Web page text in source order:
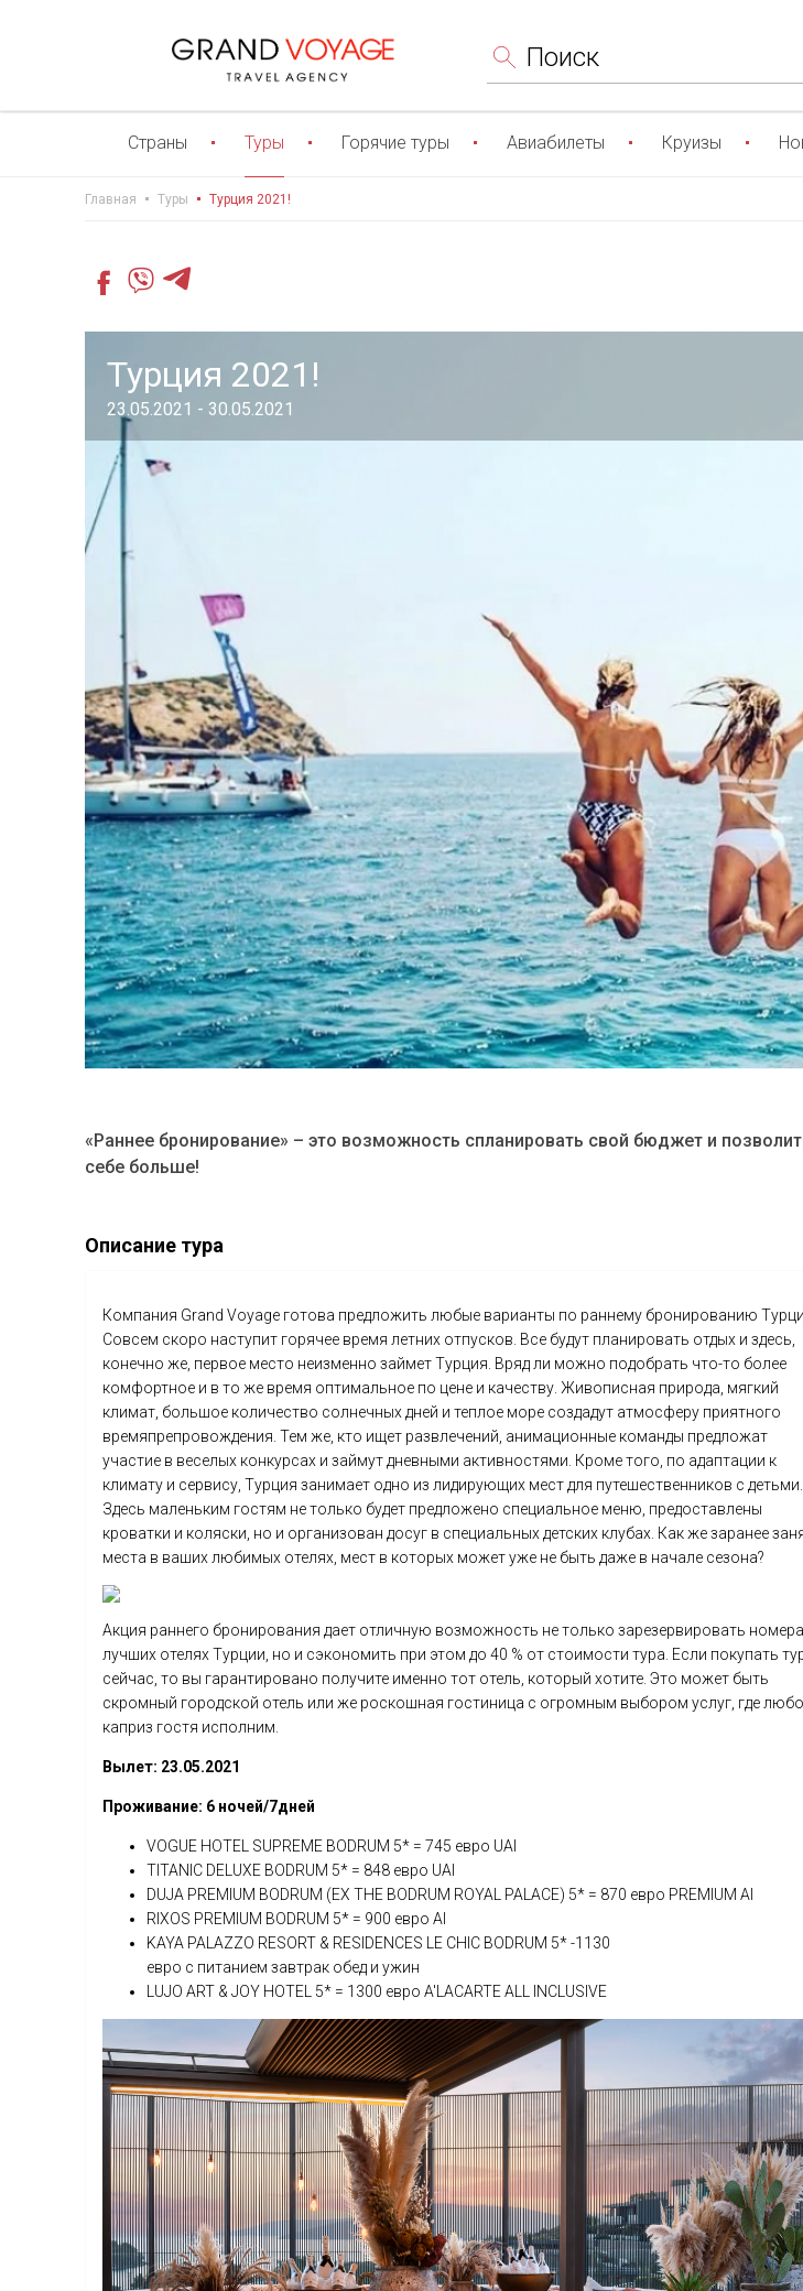
Поиск
Страны Туры Горячие туры Авиабилеты Круизы
Главная Туры Турция 2021!
Турция 2021!
23.05.2021 - 30.05.2021
«Раннее бронирование» – это возможность спланировать свой бюджет и
себе больше!
Описание тура
Компания Grand Voyage готова предложить любые варианты по раннему бронированию
Совсем скоро наступит горячее время летних отпусков. Все будут планировать отдых и здесь,
конечно же, первое место неизменно займет Турция. Вряд ли можно подобрать что-то более
комфортное и в то же время оптимальное по цене и качеству. Живописная природа, мягкий
климат, большое количество солнечных дней и теплое море создадут атмосферу приятного
времяпрепровождения. Тем же, кто ищет развлечений, анимационные команды предложат
участие в веселых конкурсах и займут дневными активностями. Кроме того, по адаптации к
климату и сервису, Турция занимает одно из лидирующих мест для путешественников с детьми.
Здесь маленьким гостям не только будет предложено специальное меню, предоставлены
кроватки и коляски, но и организован досуг в специальных детских клубах. Как же заранее
места в ваших любимых отелях, мест в которых может уже не быть даже в начале сезона?
Акция раннего бронирования дает отличную возможность не только зарезервировать
лучших отелях Турции, но и сэкономить при этом до 40 % от стоимости тура. Если покупать
сейчас, то вы гарантировано получите именно тот отель, который хотите. Это может быть
скромный городской отель или же роскошная гостиница с огромным выбором услуг, где
каприз гостя исполним.
Вылет: 23.05.2021
Проживание: 6 ночей/7дней
VOGUE HOTEL SUPREME BODRUM 5* = 745 евро UAI
TITANIC DELUXE BODRUM 5* = 848 евро UAI
DUJA PREMIUM BODRUM (EX THE BODRUM ROYAL PALACE) 5* = 870 евро PREMIUM AI
RIXOS PREMIUM BODRUM 5* = 900 евро AI
KAYA PALAZZO RESORT & RESIDENCES LE CHIC BODRUM 5* -1130
евро с питанием завтрак обед и ужин
LUJO ART & JOY HOTEL 5* = 1300 евро A'LACARTE ALL INCLUSIVE